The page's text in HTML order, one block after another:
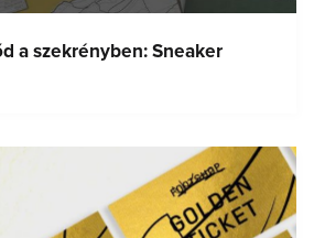
a szekrényben: Sneaker